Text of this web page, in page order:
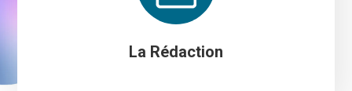
La Rédaction